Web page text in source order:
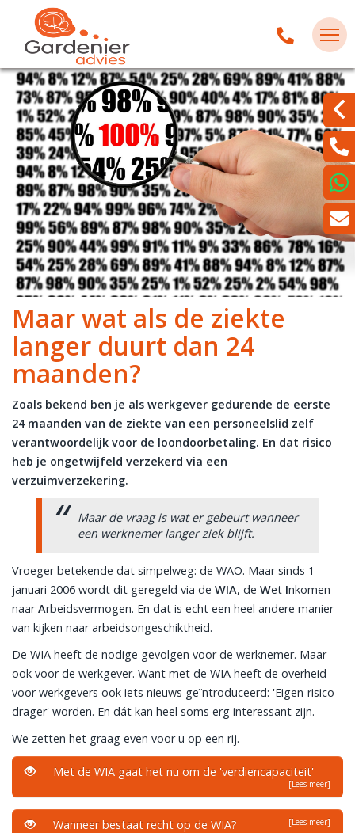
Maar wat als de ziekte
langer duurt dan 24
maanden?
Zoals bekend ben je als werkgever gedurende de eerste
24 maanden van de ziekte van een personeelslid zelf
verantwoordelijk voor de loondoorbetaling. En dat risico
heb je ongetwijfeld verzekerd via een
verzuimverzekering.
Maar de vraag is wat er gebeurt wanneer
een werknemer langer ziek blijft.
Vroeger betekende dat simpelweg: de WAO. Maar sinds 1
januari 2006 wordt dit geregeld via de WIA, de Wet Inkomen
naarArbeidsvermogen. En dat is echt een heel andere manier
van kijken naar arbeidsongeschiktheid.
De WIA heeft de nodige gevolgen voor de werknemer. Maar
ook voor de werkgever. Want met de WIA heeft de overheid
voor werkgevers ook iets nieuws geïntroduceerd: 'Eigen-risico-
drager' worden. En dát kan heel soms erg interessant zijn.
We zetten het graag even voor u op een rij.
Met de WIA gaat het nu om de 'verdiencapaciteit'
[Lees meer]
Wanneer bestaat recht op de WIA? [Lees meer]